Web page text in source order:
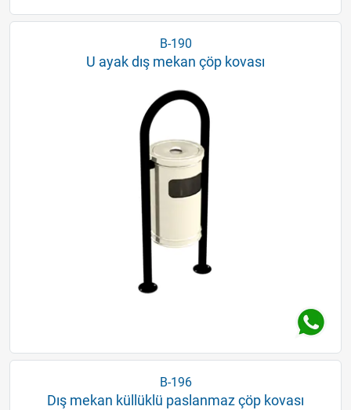
B-190
U ayak dış mekan çöp kovası
B-196
Dış mekan küllüklü paslanmaz çöp kovası